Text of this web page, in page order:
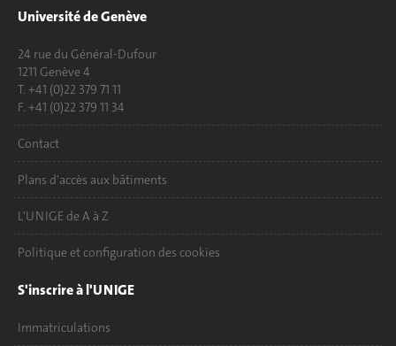
Université de Genève
24 rue du Général-Dufour
1211 Genève 4
T. +41 (0)22 379 71 11
F. +41 (0)22 379 11 34
Contact
Plans d'accès aux bâtiments
L'UNIGE de A à Z
Politique et configuration des cookies
S'inscrire à l'UNIGE
Immatriculations